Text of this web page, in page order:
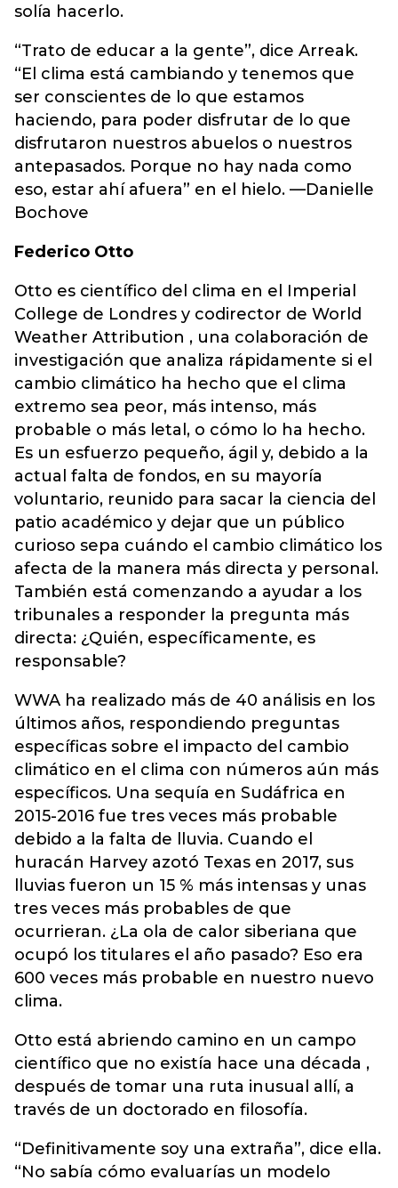
solía hacerlo.
“Trato de educar a la gente”, dice Arreak.
“El clima está cambiando y tenemos que
ser conscientes de lo que estamos
haciendo, para poder disfrutar de lo que
disfrutaron nuestros abuelos o nuestros
antepasados. Porque no hay nada como
eso, estar ahí afuera” en el hielo. —Danielle
Bochove
Federico Otto
Otto es científico del clima en el Imperial
College de Londres y codirector de World
Weather Attribution , una colaboración de
investigación que analiza rápidamente si el
cambio climático ha hecho que el clima
extremo sea peor, más intenso, más
probable o más letal, o cómo lo ha hecho.
Es un esfuerzo pequeño, ágil y, debido a la
actual falta de fondos, en su mayoría
voluntario, reunido para sacar la ciencia del
patio académico y dejar que un público
curioso sepa cuándo el cambio climático los
afecta de la manera más directa y personal.
También está comenzando a ayudar a los
tribunales a responder la pregunta más
directa: ¿Quién, específicamente, es
responsable?
WWA ha realizado más de 40 análisis en los
últimos años, respondiendo preguntas
específicas sobre el impacto del cambio
climático en el clima con números aún más
específicos. Una sequía en Sudáfrica en
2015-2016 fue tres veces más probable
debido a la falta de lluvia. Cuando el
huracán Harvey azotó Texas en 2017, sus
lluvias fueron un 15 % más intensas y unas
tres veces más probables de que
ocurrieran. ¿La ola de calor siberiana que
ocupó los titulares el año pasado? Eso era
600 veces más probable en nuestro nuevo
clima.
Otto está abriendo camino en un campo
científico que no existía hace una década ,
después de tomar una ruta inusual allí, a
través de un doctorado en filosofía.
“Definitivamente soy una extraña”, dice ella.
“No sabía cómo evaluarías un modelo